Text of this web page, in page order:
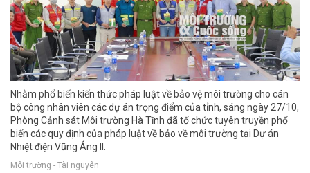
Nhằm phổ biến kiến thức pháp luật về bảo vệ môi trường cho cán
bộ công nhân viên các dự án trọng điểm của tỉnh, sáng ngày 27/10,
Phòng Cảnh sát Môi trường Hà Tĩnh đã tổ chức tuyên truyền phổ
biến các quy định của pháp luật về bảo về môi trường tại Dự án
Nhiệt điện Vũng Áng II.
Môi trường - Tài nguyên